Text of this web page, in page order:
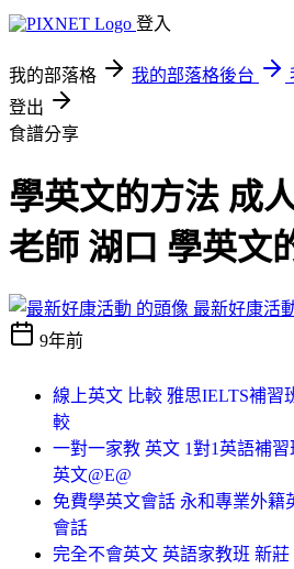
登入
我的部落格 我的部落格後台
登出
食譜分享
學英文的方法 成
老師 湖口 學英文
最新好康活
9年前
線上英文 比較 雅思IELTS補習
較
一對一家教 英文 1對1英語補
英文@E@
免費學英文會話 永和專業外籍
會話
完全不會英文 英語家教班 新